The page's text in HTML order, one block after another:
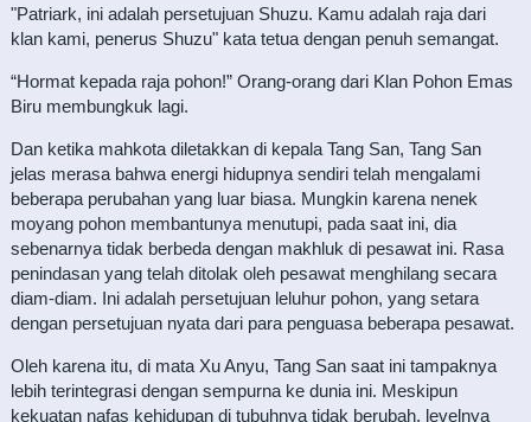
"Patriark, ini adalah persetujuan Shuzu. Kamu adalah raja dari
klan kami, penerus Shuzu" kata tetua dengan penuh semangat.
“Hormat kepada raja pohon!” Orang-orang dari Klan Pohon Emas
Biru membungkuk lagi.
Dan ketika mahkota diletakkan di kepala Tang San, Tang San
jelas merasa bahwa energi hidupnya sendiri telah mengalami
beberapa perubahan yang luar biasa. Mungkin karena nenek
moyang pohon membantunya menutupi, pada saat ini, dia
sebenarnya tidak berbeda dengan makhluk di pesawat ini. Rasa
penindasan yang telah ditolak oleh pesawat menghilang secara
diam-diam. Ini adalah persetujuan leluhur pohon, yang setara
dengan persetujuan nyata dari para penguasa beberapa pesawat.
Oleh karena itu, di mata Xu Anyu, Tang San saat ini tampaknya
lebih terintegrasi dengan sempurna ke dunia ini. Meskipun
kekuatan nafas kehidupan di tubuhnya tidak berubah, levelnya